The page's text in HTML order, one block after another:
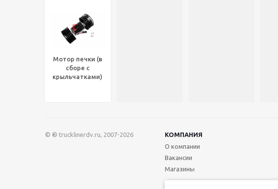
Мотор печки (в
сборе с
крыльчатками)
© ® trucklinerdv.ru, 2007-2026 КОМПАНИЯ
О компании
Вакансии
Магазины